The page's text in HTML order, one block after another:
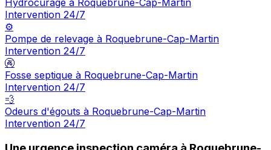
Hydrocurage à Roquebrune-Cap-Martin
Intervention 24/7
⚙️
Pompe de relevage à Roquebrune-Cap-Martin
Intervention 24/7
🚱
Fosse septique à Roquebrune-Cap-Martin
Intervention 24/7
💨
Odeurs d'égouts à Roquebrune-Cap-Martin
Intervention 24/7